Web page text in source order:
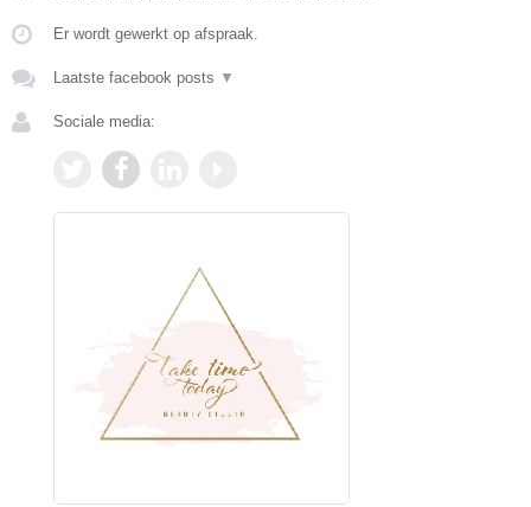
Er wordt gewerkt op afspraak.
Laatste facebook posts ▼
Sociale media: